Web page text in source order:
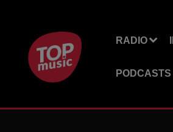
RADIO
PODCASTS